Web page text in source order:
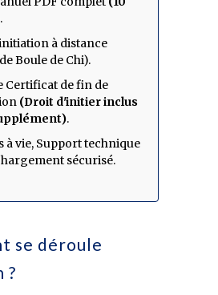
.
à distance
Boule de Chi).
Certificat de fin de
(Droit d'initier inclus
.
à vie, Support technique
sécurisé.
se déroule
?